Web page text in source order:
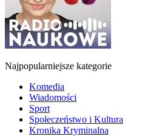
Najpopularniejsze kategorie
Komedia
Wiadomości
Sport
Społeczeństwo i Kultura
Kronika Kryminalna